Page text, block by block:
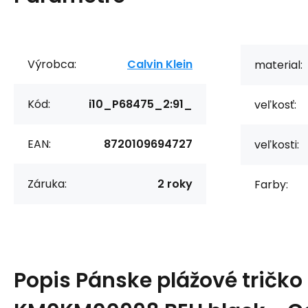
Výrobca: Calvin Klein
Kód: i10_P68475_2:91_
EAN: 8720109694727
Záruka: 2 roky
material:
veľkosť:
veľkosti:
Farby:
Popis Pánske plážové tričko